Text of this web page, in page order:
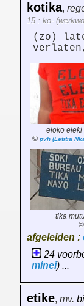
kotika,
15 : ko-
(zo)
eloko eleki
© pvh (Letitia
tika
©
afgeleiden :
24
mínei) ...
etike, mv.